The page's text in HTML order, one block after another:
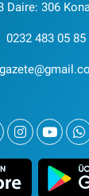
Daire: 306
0232 483 05 85